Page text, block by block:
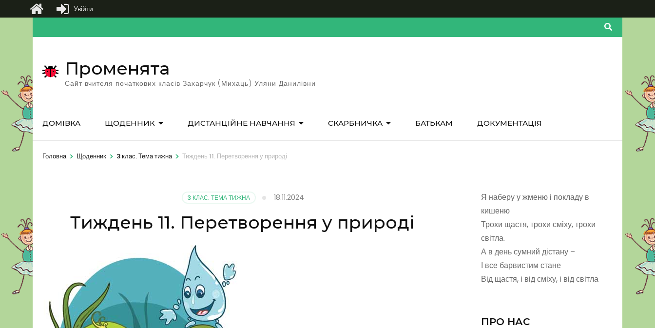
до
(натисніть
Enter)
Променята
Сайт вчителя початкових класів Захарчук (Михаць) Уляни Данилівни
ДОМІВКА ЩОДЕННИК ДИСТАНЦІЙНЕ НАВЧАННЯ СКАРБНИЧКА БАТЬКАМ ДОКУМЕНТАЦІЯ
Головна > Щоденник > 3 клас. Тема тижна > Тиждень 11. Перетворення у природі
3 КЛАС. ТЕМА ТИЖНА 18.11.2024
Тиждень 11. Перетворення у природі
Я наберу у жменю і покладу в
кишеню
Трохи щастя, трохи сміху, трохи
світла.
А в день сумний дістану –
І все барвистим стане
Від щастя, і від сміху, і від світла
ПРО НАС
Увійти